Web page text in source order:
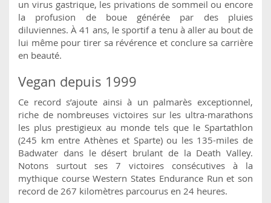
un virus gastrique, les privations de sommeil ou encore
la profusion de boue générée par des pluies
diluviennes. À 41 ans, le sportif a tenu à aller au bout de
lui même pour tirer sa révérence et conclure sa carrière
en beauté.
Vegan depuis 1999
Ce record s’ajoute ainsi à un palmarès exceptionnel,
riche de nombreuses victoires sur les ultra-marathons
les plus prestigieux au monde tels que le Spartathlon
(245 km entre Athènes et Sparte) ou les 135-miles de
Badwater dans le désert brulant de la Death Valley.
Notons surtout ses 7 victoires consécutives à la
mythique course Western States Endurance Run et son
record de 267 kilomètres parcourus en 24 heures.